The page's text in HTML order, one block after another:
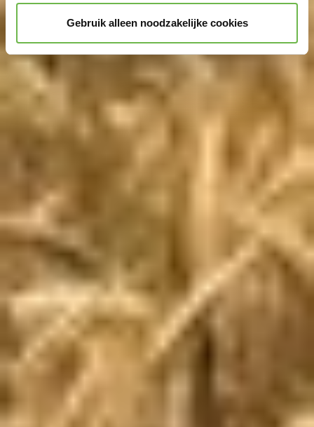
Gebruik alleen noodzakelijke cookies